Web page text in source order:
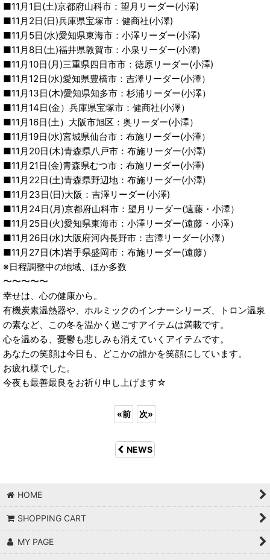
■11月1日(土)京都府山科市：望月リーダー(小澤)
■11月2日(日)兵庫県宝塚市：健商社(小澤)
■11月5日(水)愛知県東海市：小澤リーダー(小澤)
■11月8日(土)福井県敦賀市：小泉リーダー(小澤)
■11月10日(月)三重県四日市市：徳原リーダー(小澤)
■11月12日(水)愛知県豊橋市：吉澤リーダー(小澤）
■11月13日(木)愛知県知多市：杉浦リーダー(小澤）
■11月14日(金）兵庫県宝塚市：健商社(小澤）
■11月16日(土）大阪市旭区：奥リーダー(小澤）
■11月19日(水)宮城県仙台市：布施リーダー(小澤）
■11月20日(木)青森県八戸市：布施リーダー(小澤)
■11月21日(金)青森県むつ市：布施リーダー(小澤)
■11月22日(土)青森県野辺地：布施リーダー(小澤)
■11月23日(日)大阪：吉澤リーダー(小澤)
■11月24日(月)京都府山科市：望月リーダー(遠藤・小澤）
■11月25日(火)愛知県東海市：小澤リーダー(遠藤・小澤）
■11月26日(水)大阪府河内長野市：吉澤リーダー(小澤）
■11月27日(木)岩手県盛岡市：布施リーダー(遠藤）
※日程調整中の地域、ほか多数
〜〜〜〜〜
幸せは、心の健康から。
有機炭素温熱器や、ホルミックのインナーシリーズ、トロン温泉
の素など、この冬を温かく過ごすアイテムは満載です。
心を温める、憂鬱も悲しみも消えていくアイテムです。
あなたの笑顔は今日も、どこかの誰かを笑顔にしています。
お疲れ様でした。
今夜も最善最良をお祈り申し上げます☆
«前 次»
NEWS
HOME
SHOPPING CART
MY PAGE